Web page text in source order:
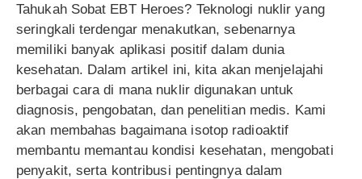
Tahukah Sobat EBT Heroes? Teknologi nuklir yang
seringkali terdengar menakutkan, sebenarnya
memiliki banyak aplikasi positif dalam dunia
kesehatan. Dalam artikel ini, kita akan menjelajahi
berbagai cara di mana nuklir digunakan untuk
diagnosis, pengobatan, dan penelitian medis. Kami
akan membahas bagaimana isotop radioaktif
membantu memantau kondisi kesehatan, mengobati
penyakit, serta kontribusi pentingnya dalam